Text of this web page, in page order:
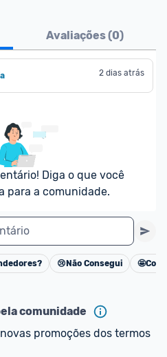
Avaliações (0)
2 dias atrás
Diga o que você
para a comunidade.
Cancelar
😢 Não Consegui 🤩
comunidade
promoções dos termos